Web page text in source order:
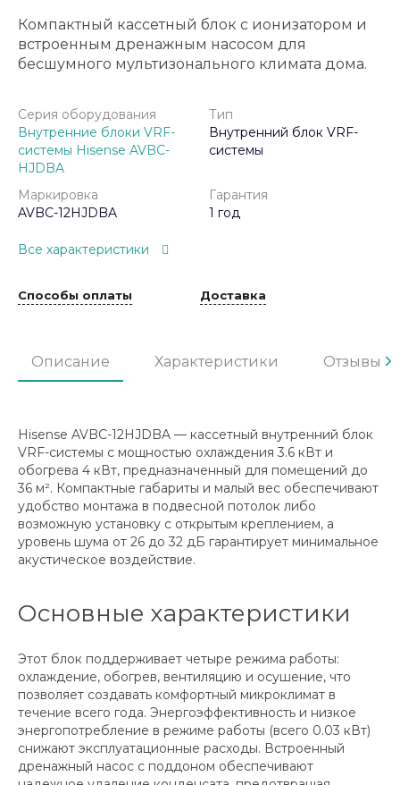
Компактный кассетный блок с ионизатором и
встроенным дренажным насосом для
бесшумного мультизонального климата дома.
Серия оборудования
Внутренние блоки VRF-
системы Hisense AVBC-
HJDBA
Тип
Внутренний блок VRF-
системы
Маркировка
AVBC-12HJDBA
Гарантия
1 год
Все характеристики
Способы оплаты Доставка
Описание Характеристики Отзывы
Hisense AVBC-12HJDBA — кассетный внутренний блок
VRF-системы с мощностью охлаждения 3.6 кВт и
обогрева 4 кВт, предназначенный для помещений до
36 м². Компактные габариты и малый вес обеспечивают
удобство монтажа в подвесной потолок либо
возможную установку с открытым креплением, а
уровень шума от 26 до 32 дБ гарантирует минимальное
акустическое воздействие.
Основные характеристики
Этот блок поддерживает четыре режима работы:
охлаждение, обогрев, вентиляцию и осушение, что
позволяет создавать комфортный микроклимат в
течение всего года. Энергоэффективность и низкое
энергопотребление в режиме работы (всего 0.03 кВт)
снижают эксплуатационные расходы. Встроенный
дренажный насос с поддоном обеспечивают